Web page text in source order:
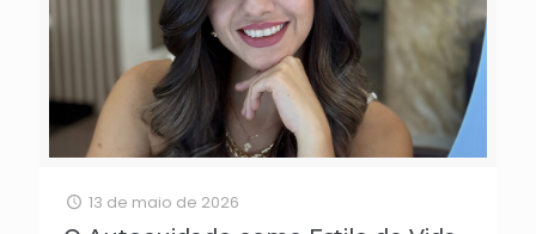
13 de maio de 2026